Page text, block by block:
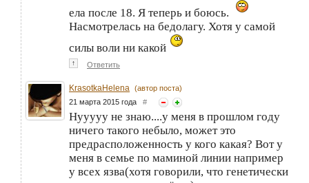
ела после 18. Я теперь и боюсь.
Насмотрелась на бедолагу. Хотя у самой
силы воли ни какой
↑ Ответить
KrasotkaHelena (автор поста)
21 марта 2015 года #
Нууууу не знаю....у меня в прошлом году
ничего такого небыло, может это
предрасположенность у кого какая? Вот у
меня в семье по маминой линии например
у всех язва(хотя говорили, что генетически